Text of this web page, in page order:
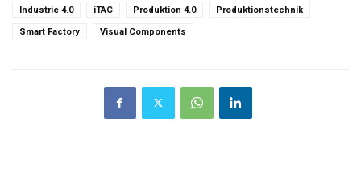
Industrie 4.0 iTAC Produktion 4.0 Produktionstechnik
Smart Factory Visual Components